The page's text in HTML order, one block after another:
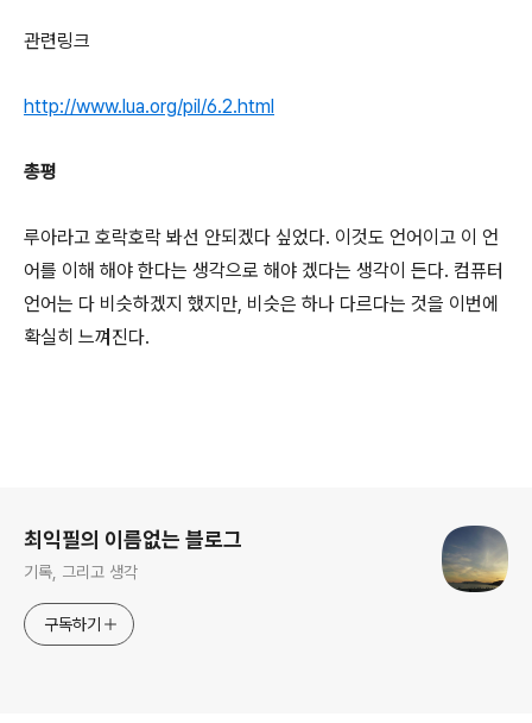
관련링크
http://www.lua.org/pil/6.2.html
총평
루아라고 호락호락 봐선 안되겠다 싶었다. 이것도 언어이고 이 언
어를 이해 해야 한다는 생각으로 해야 겠다는 생각이 든다. 컴퓨터
언어는 다 비슷하겠지 했지만, 비슷은 하나 다르다는 것을 이번에
확실히 느껴진다.
최익필의 이름없는 블로그
기록, 그리고 생각
구독하기